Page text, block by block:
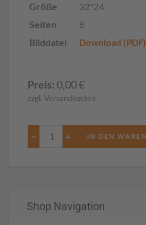
Größe 32*24
Seiten 8
Bilddatei Download (PDF)
Preis: 0,00€
zzgl. Versandkosten
− +
Shop Navigation